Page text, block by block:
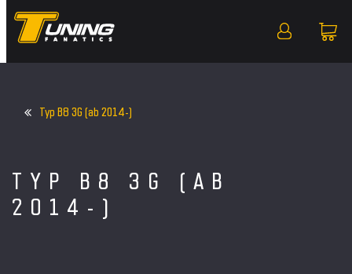
Typ B8 3G (ab 2014-)
TYP B8 3G (AB
2014-)